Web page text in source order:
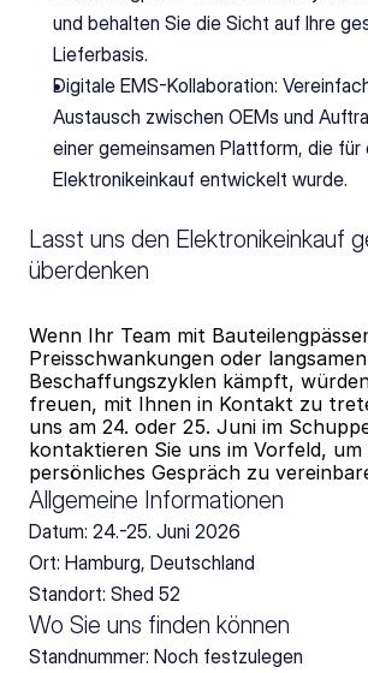
und behalten Sie die Sicht auf Ihre
Lieferbasis.
Digitale EMS-Kollaboration:
Austausch zwischen OEMs und
einer gemeinsamen Plattform, die für
Elektronikeinkauf entwickelt wurde.
Lasst uns den Elektronikeinkauf
überdenken
Wenn Ihr Team mit
Preisschwankungen oder
Beschaffungszyklen kämpft,
freuen, mit Ihnen in Kontakt zu
uns am 24. oder 25. Juni im
kontaktieren Sie uns im Vorfeld, um
persönliches Gespräch zu
Allgemeine Informationen
Datum: 24.-25. Juni 2026
Ort: Hamburg, Deutschland
Standort: Shed 52
Wo Sie uns finden können
Standnummer: Noch festzulegen